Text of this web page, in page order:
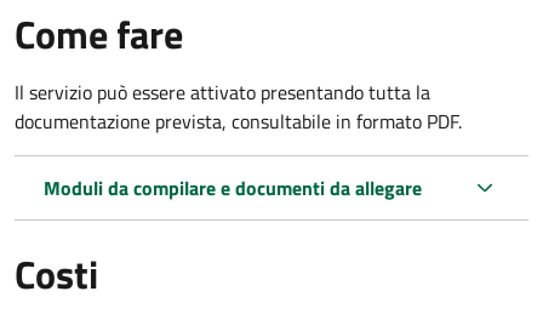
Come fare
Il servizio può essere attivato presentando tutta la
documentazione prevista, consultabile in formato PDF.
Moduli da compilare e documenti da allegare
Costi